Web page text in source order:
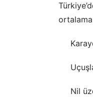
ortalama
Nil